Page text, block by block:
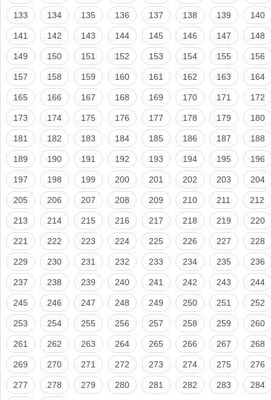
133 134 135 136 137 138 139 140
141 142 143 144 145 146 147 148
149 150 151 152 153 154 155 156
157 158 159 160 161 162 163 164
165 166 167 168 169 170 171 172
173 174 175 176 177 178 179 180
181 182 183 184 185 186 187 188
189 190 191 192 193 194 195 196
197 198 199 200 201 202 203 204
205 206 207 208 209 210 211 212
213 214 215 216 217 218 219 220
221 222 223 224 225 226 227 228
229 230 231 232 233 234 235 236
237 238 239 240 241 242 243 244
245 246 247 248 249 250 251 252
253 254 255 256 257 258 259 260
261 262 263 264 265 266 267 268
269 270 271 272 273 274 275 276
277 278 279 280 281 282 283 284